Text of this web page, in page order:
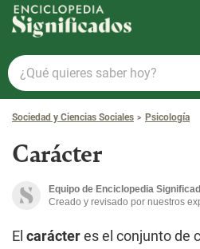
Enciclopedia Significados
¿Qué
quieres
saber
hoy?
Sociedad y Ciencias Sociales Psicología
Carácter
Equipo de Enciclopedia
Creado y revisado por nuestros
El carácter es el conjunto de